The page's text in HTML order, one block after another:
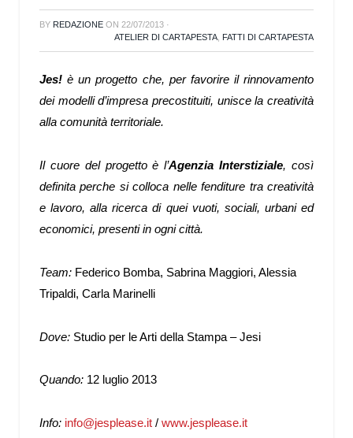
BY REDAZIONE ON 22/07/2013 ·
ATELIER DI CARTAPESTA FATTI DI CARTAPESTA
Jes! è un progetto che, per favorire il rinnovamento
dei modelli d’impresa precostituiti, unisce la creatività
alla comunità territoriale.
Il cuore del progetto è l’Agenzia Interstiziale, così
definita perche si colloca nelle fenditure tra creatività
e lavoro, alla ricerca di quei vuoti, sociali, urbani ed
economici, presenti in ogni città.
Team: Federico Bomba, Sabrina Maggiori, Alessia
Tripaldi, Carla Marinelli
Dove: Studio per le Arti della Stampa – Jesi
Quando: 12 luglio 2013
Info: info@jesplease.it / www.jesplease.it